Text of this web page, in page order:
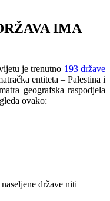
IMA
je trenutno 193 države
entiteta – Palestina i
geografska raspodjela
ovako:
države niti